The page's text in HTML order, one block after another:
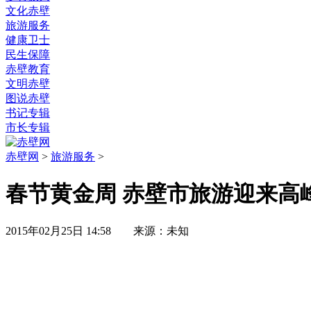
文化赤壁
旅游服务
健康卫士
民生保障
赤壁教育
文明赤壁
图说赤壁
书记专辑
市长专辑
赤壁网 > 旅游服务 >
春节黄金周 赤壁市旅游迎来高
2015年02月25日 14:58 来源：未知